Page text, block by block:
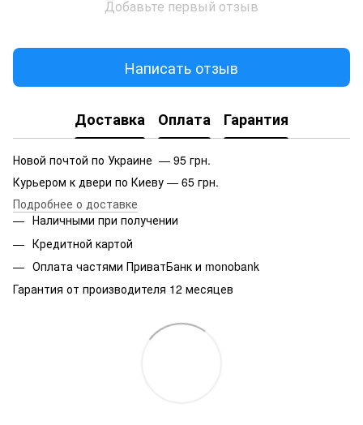
Добавьте первый отзыв
Написать отзыв
Доставка Оплата Гарантия
Новой почтой по Украине — 95 грн.
Курьером к двери по Киеву — 65 грн.
Подробнее о доставке
Наличными при получении
Кредитной картой
Оплата частями ПриватБанк и monobank
Гарантия от производителя 12 месяцев